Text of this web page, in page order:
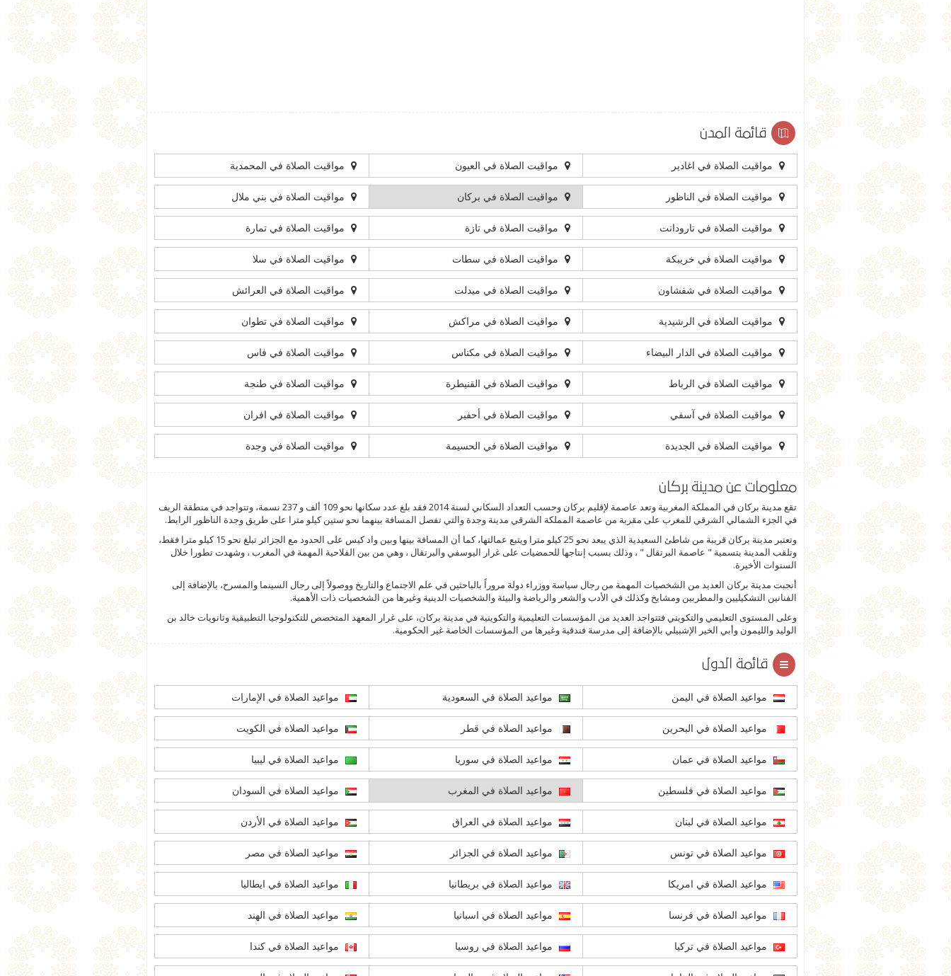
قائمة المدن
مواقيت الصلاة في اغادير مواقيت الصلاة في العيون مواقيت الصلاة في المحمدية
مواقيت الصلاة في الناظور مواقيت الصلاة في بركان مواقيت الصلاة في بني ملال
مواقيت الصلاة في تارودانت مواقيت الصلاة في تازة مواقيت الصلاة في تمارة
مواقيت الصلاة في خريبكة مواقيت الصلاة في سطات مواقيت الصلاة في سلا
مواقيت الصلاة في شفشاون مواقيت الصلاة في ميدلت مواقيت الصلاة في العرائش
مواقيت الصلاة في الرشيدية مواقيت الصلاة في مراكش مواقيت الصلاة في تطوان
مواقيت الصلاة في الدار البيضاء مواقيت الصلاة في مكناس مواقيت الصلاة في فاس
مواقيت الصلاة في الرباط مواقيت الصلاة في القنيطرة مواقيت الصلاة في طنجة
مواقيت الصلاة في آسفي مواقيت الصلاة في أحفير مواقيت الصلاة في افران
مواقيت الصلاة في الجديدة مواقيت الصلاة في الحسيمة مواقيت الصلاة في وجدة
معلومات عن مدينة بركان
تقع مدينة بركان في المملكة المغربية وتعد عاصمة لإقليم بركان وحسب التعداد السكاني لسنة 2014 فقد بلغ عدد سكانها نحو 109 ألف و 237 نسمة، وتتواجد في منطقة الريف
في الجزء الشمالي الشرقي للمغرب على مقربة من عاصمة المملكة الشرقي مدينة وجدة والتي تفصل المسافة بينهما نحو ستين كيلو مترا على طريق وجدة الناظور الرابط.
وتعتبر مدينة بركان قريبة من شاطئ السعيدية الذي يبعد نحو 25 كيلو مترا ويتبع عمالتها، كما أن المسافة بينها وبين واد كيس على الحدود مع الجزائر تبلغ نحو 15 كيلو مترا فقط،
وتلقب المدينة بتسمية " عاصمة البرتقال " ، وذلك بسبب إنتاجها للحمضيات على غرار اليوسفي والبرتقال ، وهي من بين الفلاحية المهمة في المغرب ، وشهدت تطورا خلال
السنوات الأخيرة.
أنجبت مدينة بركان العديد من الشخصيات المهمة من رجال سياسة ووزراء دولة مروراً بالباحثين في علم الاجتماع والتاريخ ووصولاً إلى رجال السينما والمسرح، بالإضافة إلى
الفنانين التشكيليين والمطربين ومشايخ وكذلك في الأدب والشعر والرياضة والبيئة والشخصيات الدينية وغيرها من الشخصيات ذات الأهمية.
وعلى المستوى التعليمي والتكويني فتتواجد العديد من المؤسسات التعليمية والتكوينية في مدينة بركان، على غرار المعهد المتخصص للتكنولوجيا التطبيقية وثانويات خالد بن
الوليد والليمون وأبي الخير الإشبيلي بالإضافة إلى مدرسة فندقية وغيرها من المؤسسات الخاصة غير الحكومية.
قائمة الدول
مواعيد الصلاة في اليمن مواعيد الصلاة في السعودية مواعيد الصلاة في الإمارات
مواعيد الصلاة في البحرين مواعيد الصلاة في قطر مواعيد الصلاة في الكويت
مواعيد الصلاة في عمان مواعيد الصلاة في سوريا مواعيد الصلاة في ليبيا
مواعيد الصلاة في فلسطين مواعيد الصلاة في المغرب مواعيد الصلاة في السودان
مواعيد الصلاة في لبنان مواعيد الصلاة في العراق مواعيد الصلاة في الأردن
مواعيد الصلاة في تونس مواعيد الصلاة في الجزائر مواعيد الصلاة في مصر
مواعيد الصلاة في امريكا مواعيد الصلاة في بريطانيا مواعيد الصلاة في ايطاليا
مواعيد الصلاة في فرنسا مواعيد الصلاة في اسبانيا مواعيد الصلاة في الهند
مواعيد الصلاة في تركيا مواعيد الصلاة في روسيا مواعيد الصلاة في كندا